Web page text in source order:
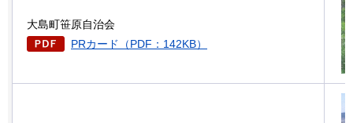
大島町笹原自治会
PRカード（PDF：142KB）